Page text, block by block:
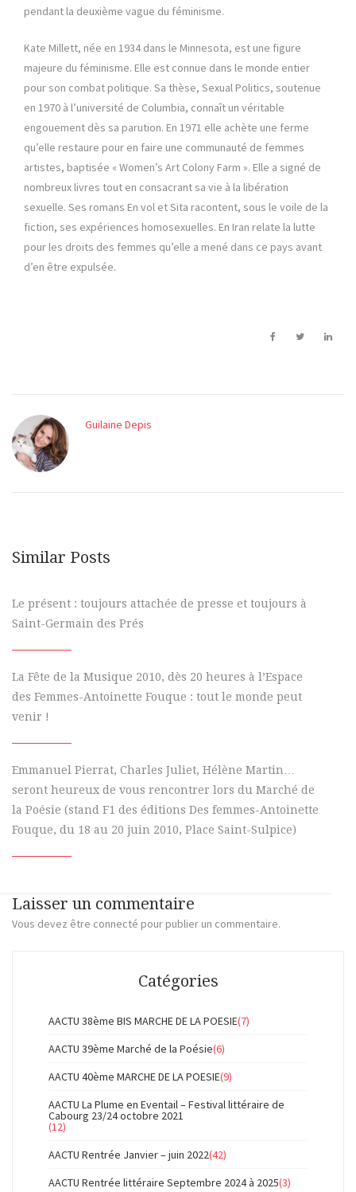
pendant la deuxième vague du féminisme.
Kate Millett, née en 1934 dans le Minnesota, est une figure
majeure du féminisme. Elle est connue dans le monde entier
pour son combat politique. Sa thèse, Sexual Politics, soutenue
en 1970 à l’université de Columbia, connaît un véritable
engouement dès sa parution. En 1971 elle achète une ferme
qu’elle restaure pour en faire une communauté de femmes
artistes, baptisée « Women’s Art Colony Farm ». Elle a signé de
nombreux livres tout en consacrant sa vie à la libération
sexuelle. Ses romans En vol et Sita racontent, sous le voile de la
fiction, ses expériences homosexuelles. En Iran relate la lutte
pour les droits des femmes qu’elle a mené dans ce pays avant
d’en être expulsée.
Guilaine Depis
Similar Posts
Le présent : toujours attachée de presse et toujours à
Saint-Germain des Prés
La Fête de la Musique 2010, dès 20 heures à l’Espace
des Femmes-Antoinette Fouque : tout le monde peut
venir !
Emmanuel Pierrat, Charles Juliet, Hélène Martin…
seront heureux de vous rencontrer lors du Marché de
la Poésie (stand F1 des éditions Des femmes-Antoinette
Fouque, du 18 au 20 juin 2010, Place Saint-Sulpice)
Laisser un commentaire
Vous devez être connecté pour publier un commentaire.
Catégories
AACTU 38ème BIS MARCHE DE LA POESIE(7)
AACTU 39ème Marché de la Poésie(6)
AACTU 40ème MARCHE DE LA POESIE(9)
AACTU La Plume en Eventail – Festival littéraire de
Cabourg 23/24 octobre 2021
(12)
AACTU Rentrée Janvier – juin 2022(42)
AACTU Rentrée littéraire Septembre 2024 à 2025(3)